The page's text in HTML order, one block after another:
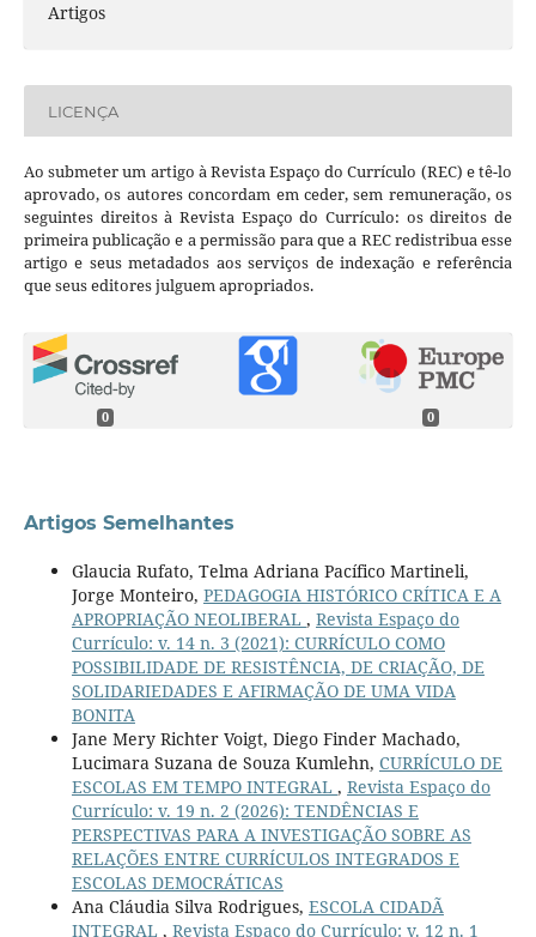
Artigos
LICENÇA
Ao submeter um artigo à Revista Espaço do Currículo (REC) e tê-lo
aprovado, os autores concordam em ceder, sem remuneração, os
seguintes direitos à Revista Espaço do Currículo: os direitos de
primeira publicação e a permissão para que a REC redistribua esse
artigo e seus metadados aos serviços de indexação e referência
que seus editores julguem apropriados.
0 0
Artigos Semelhantes
Glaucia Rufato, Telma Adriana Pacífico Martineli,
Jorge Monteiro, PEDAGOGIA HISTÓRICO CRÍTICA E A
APROPRIAÇÃO NEOLIBERAL , Revista Espaço do
Currículo: v. 14 n. 3 (2021): CURRÍCULO COMO
POSSIBILIDADE DE RESISTÊNCIA, DE CRIAÇÃO, DE
SOLIDARIEDADES E AFIRMAÇÃO DE UMA VIDA
BONITA
Jane Mery Richter Voigt, Diego Finder Machado,
Lucimara Suzana de Souza Kumlehn, CURRÍCULO DE
ESCOLAS EM TEMPO INTEGRAL , Revista Espaço do
Currículo: v. 19 n. 2 (2026): TENDÊNCIAS E
PERSPECTIVAS PARA A INVESTIGAÇÃO SOBRE AS
RELAÇÕES ENTRE CURRÍCULOS INTEGRADOS E
ESCOLAS DEMOCRÁTICAS
Ana Cláudia Silva Rodrigues, ESCOLA CIDADÃ
INTEGRAL , Revista Espaço do Currículo: v. 12 n. 1